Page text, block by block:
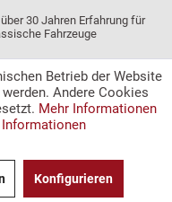
30 Jahren Erfahrung für
Fahrzeuge
Betrieb der Website
Andere Cookies
Mehr Informationen
Konfigurieren